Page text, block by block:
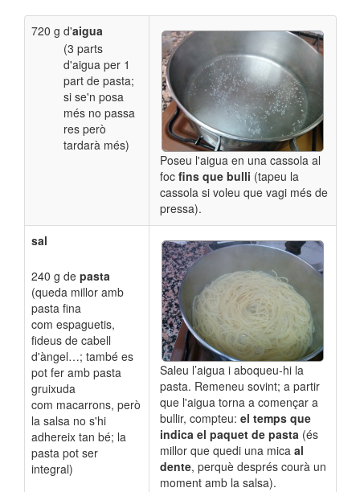
720 g d'aigua
(3 parts
d'aigua per 1
part de pasta;
si se'n posa
més no passa
res però
tardarà més)
Poseu l'aigua en una cassola al
foc fins que bulli (tapeu la
cassola si voleu que vagi més de
pressa).
sal
240 g de pasta
(queda millor amb
pasta fina
com espaguetis,
fideus de cabell
d'àngel…; també es
pot fer amb pasta
gruixuda
com macarrons, però
la salsa no s'hi
adhereix tan bé; la
pasta pot ser
integral)
Saleu l’aigua i aboqueu-hi la
pasta. Remeneu sovint; a partir
que l'aigua torna a començar a
bullir, compteu: el temps que
indica el paquet de pasta(és
millor que quedi una mica al
dente, perquè després courà un
moment amb la salsa).